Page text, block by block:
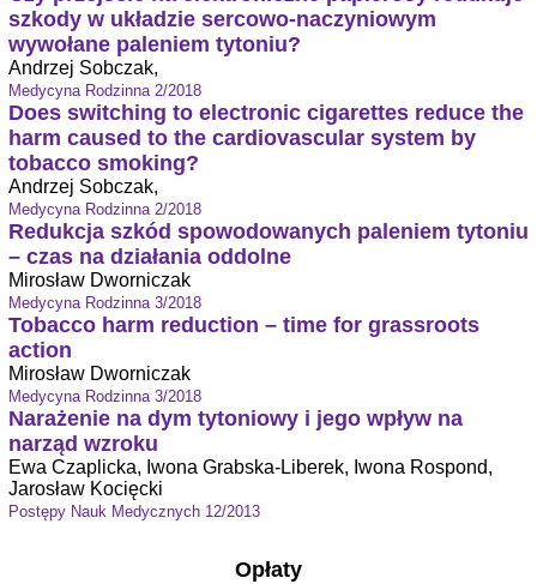
szkody w układzie sercowo-naczyniowym
wywołane paleniem tytoniu?
Andrzej Sobczak,
Medycyna Rodzinna 2/2018
Does switching to electronic cigarettes reduce the
harm caused to the cardiovascular system by
tobacco smoking?
Andrzej Sobczak,
Medycyna Rodzinna 2/2018
Redukcja szkód spowodowanych paleniem tytoniu
– czas na działania oddolne
Mirosław Dworniczak
Medycyna Rodzinna 3/2018
Tobacco harm reduction – time for grassroots
action
Mirosław Dworniczak
Medycyna Rodzinna 3/2018
Narażenie na dym tytoniowy i jego wpływ na
narząd wzroku
Ewa Czaplicka, Iwona Grabska-Liberek, Iwona Rospond,
Jarosław Kocięcki
Postępy Nauk Medycznych 12/2013
Opłaty